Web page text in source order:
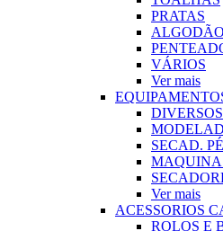
PRATAS
ALGODÃO
VÁRIOS
Ver mais
DIVERSOS
SECAD.
Ver mais
ACESSORIOS
ROLOS E